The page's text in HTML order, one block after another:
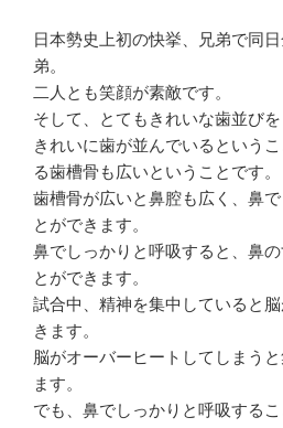
日本勢史上初の快挙、兄弟で同
弟。
二人とも笑顔が素敵です。
そして、とてもきれいな歯並びを
きれいに歯が並んでいるという
る歯槽骨も広いということです。
歯槽骨が広いと鼻腔も広く、鼻
とができます。
鼻でしっかりと呼吸すると、鼻
とができます。
試合中、精神を集中していると
きます。
脳がオーバーヒートしてしまう
ます。
でも、鼻でしっかりと呼吸する